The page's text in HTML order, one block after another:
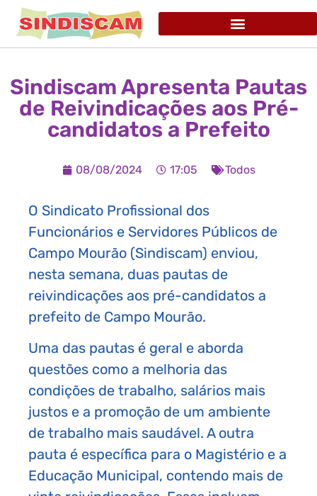
Sindiscam Apresenta Pautas
de Reivindicações aos Pré-
candidatos a Prefeito
08/08/2024 17:05 Todos
O Sindicato Profissional dos
Funcionários e Servidores Públicos de
Campo Mourão (Sindiscam) enviou,
nesta semana, duas pautas de
reivindicações aos pré-candidatos a
prefeito de Campo Mourão.
Uma das pautas é geral e aborda
questões como a melhoria das
condições de trabalho, salários mais
justos e a promoção de um ambiente
de trabalho mais saudável. A outra
pauta é específica para o Magistério e a
Educação Municipal, contendo mais de